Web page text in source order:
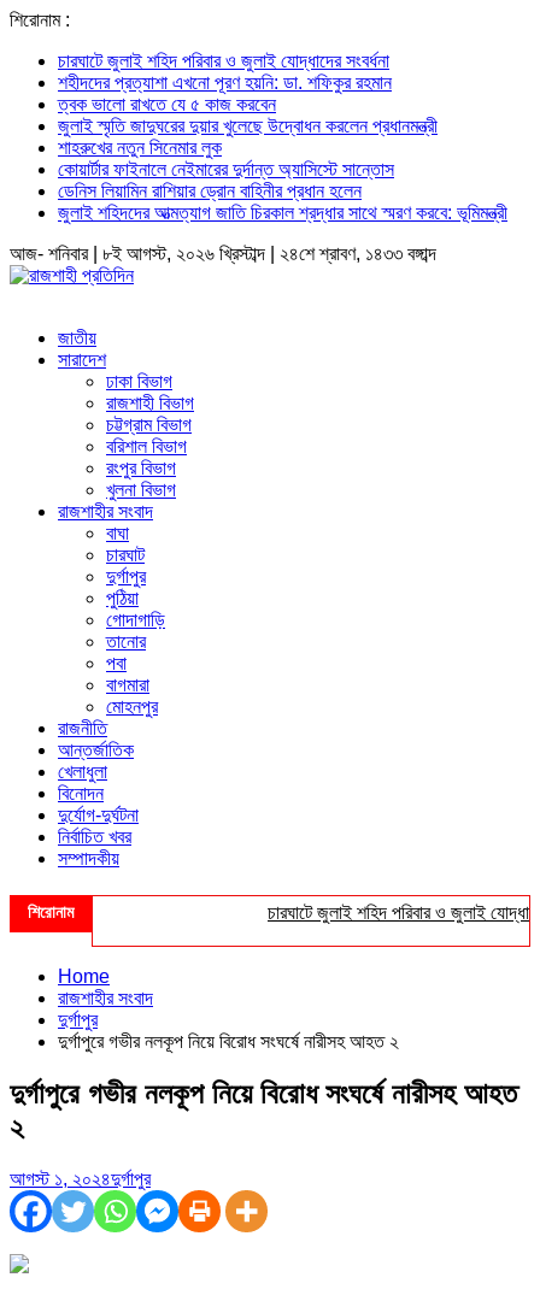
শিরোনাম :
চারঘাটে জুলাই শহিদ পরিবার ও জুলাই যোদ্ধাদের সংবর্ধনা
শহীদদের প্রত্যাশা এখনো পূরণ হয়নি: ডা. শফিকুর রহমান
ত্বক ভালো রাখতে যে ৫ কাজ করবেন
জুলাই স্মৃতি জাদুঘরের দুয়ার খুলেছে উদ্বোধন করলেন প্রধানমন্ত্রী
শাহরুখের নতুন সিনেমার লুক
কোয়ার্টার ফাইনালে নেইমারের দুর্দান্ত অ্যাসিস্টে সান্তোস
ডেনিস লিয়ামিন রাশিয়ার ড্রোন বাহিনীর প্রধান হলেন
জুলাই শহিদদের আত্মত্যাগ জাতি চিরকাল শ্রদ্ধার সাথে স্মরণ করবে: ভূমিমন্ত্রী
আজ- শনিবার | ৮ই আগস্ট, ২০২৬ খ্রিস্টাব্দ | ২৪শে শ্রাবণ, ১৪৩৩ বঙ্গাব্দ
জাতীয়
সারাদেশ
ঢাকা বিভাগ
রাজশাহী বিভাগ
চট্টগ্রাম বিভাগ
বরিশাল বিভাগ
রংপুর বিভাগ
খুলনা বিভাগ
রাজশাহীর সংবাদ
বাঘা
চারঘাট
দুর্গাপুর
পুঠিয়া
গোদাগাড়ি
তানোর
পবা
বাগমারা
মোহনপুর
রাজনীতি
আন্তর্জাতিক
খেলাধুলা
বিনোদন
দুর্যোগ-দুর্ঘটনা
নির্বাচিত খবর
সম্পাদকীয়
শিরোনাম চারঘাটে জুলাই শহিদ পরিবার ও জুলাই যোদ্ধাদের
Home
রাজশাহীর সংবাদ
দুর্গাপুর
দুর্গাপুরে গভীর নলকূপ নিয়ে বিরোধ সংঘর্ষে নারীসহ আহত ২
দুর্গাপুরে গভীর নলকূপ নিয়ে বিরোধ সংঘর্ষে নারীসহ আহত
২
আগস্ট ১, ২০২৪দুর্গাপুর